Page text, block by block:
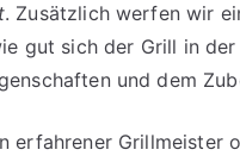
. Zusätzlich werfen wir
gut sich der Grill in
und dem
erfahrener Grillmeister